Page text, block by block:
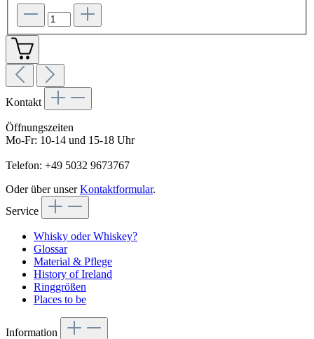
Kontakt
Öffnungszeiten
Mo-Fr: 10-14 und 15-18 Uhr
Telefon: +49 5032 9673767
Oder über unserKontaktformular.
Service
Whisky oder Whiskey?
Glossar
Material & Pflege
History of Ireland
Ringgrößen
Places to be
Information